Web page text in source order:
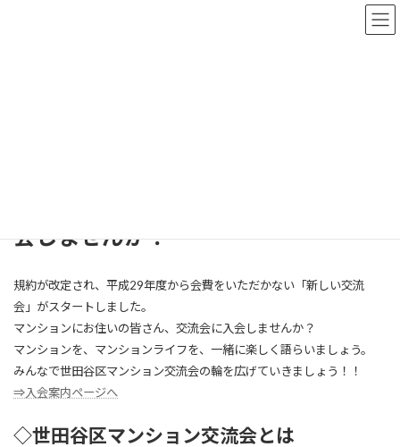
会しませんか！
規約が改定され、平成29年度から会費をいただかない「新しい交流
会」がスタートしました。
マンションにお住いの皆さん、交流会に入会しませんか？
マンションを、マンションライフを、一緒に楽しく語らいましょう。
みんなで世田谷区マンション交流会の輪を広げていきましょう！！
⇒入会案内ページへ
◇世田谷区マンション交流会とは